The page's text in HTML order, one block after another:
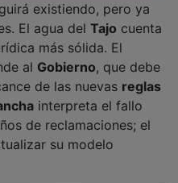
existiendo, pero ya
El agua del Tajo cuenta
más sólida. El
al Gobierno, que debe
de las nuevas reglas
interpreta el fallo
de reclamaciones; el
su modelo